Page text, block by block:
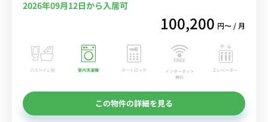
2026年09月12日から入居可
100,200 円〜 / 月
バストイレ別 室内洗濯機 オートロック
インターネット
無料
エレベーター
この物件の詳細を見る